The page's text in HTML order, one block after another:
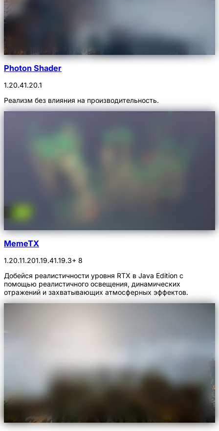
Photon Shader
1.20.41.20.1
Реализм без влияния на производительность.
MemeTX
1.20.11.201.19.41.19.3+ 8
Добейся реалистичности уровня RTX в Java Edition с
помощью реалистичного освещения, динамических
отражений и захватывающих атмосферных эффектов.